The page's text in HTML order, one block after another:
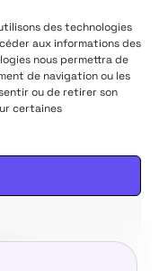
des technologies
aux informations des
nous permettra de
de navigation ou les
ou de retirer son
certaines
réservés
THC, CONFORMES À LA
· NE PAS
AUX MINEURS